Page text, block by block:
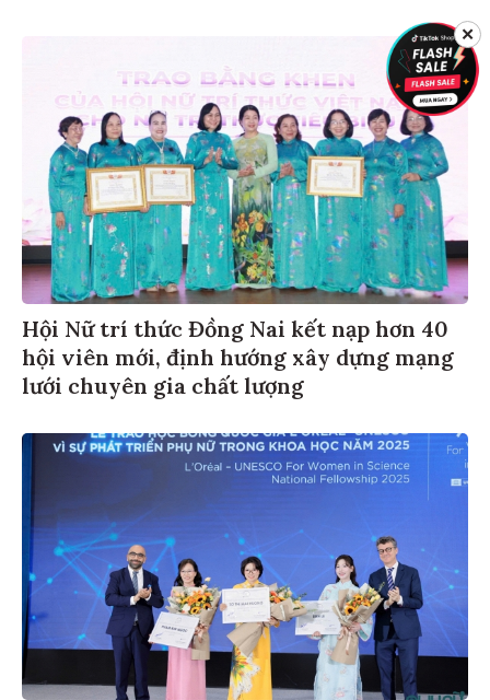
Hội Nữ trí thức Đồng Nai kết nạp hơn 40
hội viên mới, định hướng xây dựng mạng
lưới chuyên gia chất lượng
✕